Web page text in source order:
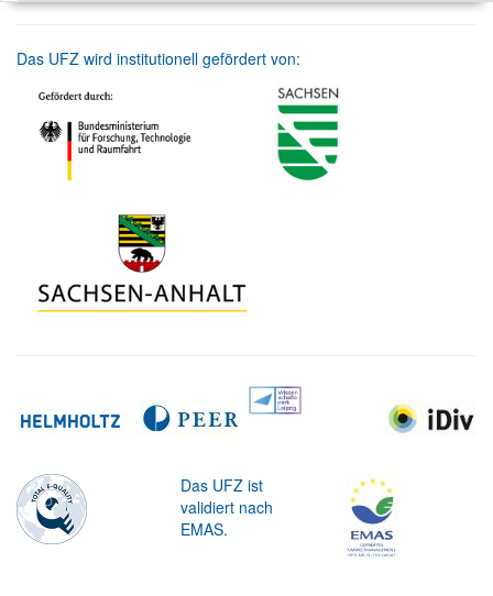
Das UFZ wird institutionell gefördert von:
Das UFZ ist
validiert nach
EMAS.